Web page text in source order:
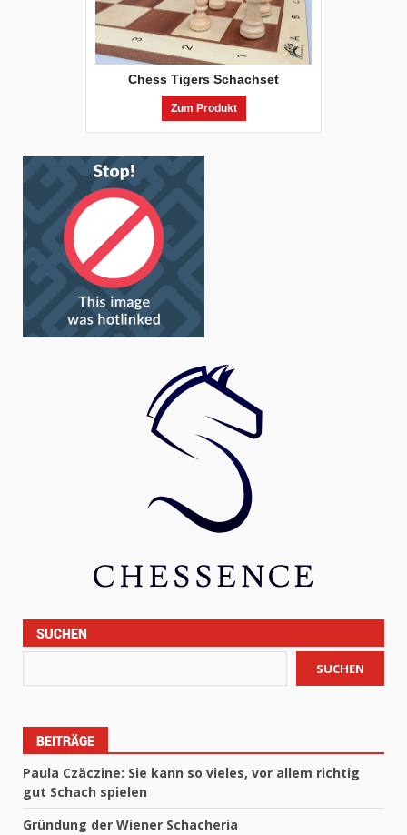
Chess Tigers Schachset
Zum Produkt
SUCHEN
SUCHEN
BEITRÄGE
Paula Czäczine: Sie kann so vieles, vor allem richtig
gut Schach spielen
Gründung der Wiener Schacheria